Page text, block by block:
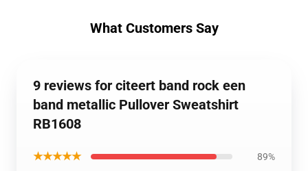
What Customers Say
9 reviews for citeert band rock een
band metallic Pullover Sweatshirt
RB1608
★★★★★ 89%